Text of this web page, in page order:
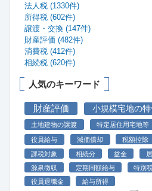
法人税 (1330件)
所得税 (602件)
譲渡・交換 (147件)
財産評価 (482件)
消費税 (412件)
相続税 (620件)
人気のキーワード
財産評価 小規模宅地の特
土地建物の譲渡 特定居住用宅地等
役員給与 減価償却 税額控除
課税対象
相続分 益金
源泉徴収
定期同額給与 特別
役員退職金
給与所得